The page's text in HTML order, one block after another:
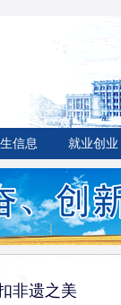
信息 就业创业
非遗之美